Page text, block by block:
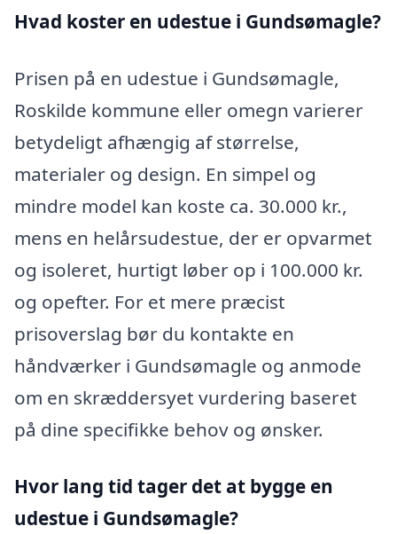
Hvad koster en udestue i Gundsømagle?
Prisen på en udestue i Gundsømagle,
Roskilde kommune eller omegn varierer
betydeligt afhængig af størrelse,
materialer og design. En simpel og
mindre model kan koste ca. 30.000 kr.,
mens en helårsudestue, der er opvarmet
og isoleret, hurtigt løber op i 100.000 kr.
og opefter. For et mere præcist
prisoverslag bør du kontakte en
håndværker i Gundsømagle og anmode
om en skræddersyet vurdering baseret
på dine specifikke behov og ønsker.
Hvor lang tid tager det at bygge en
udestue i Gundsømagle?